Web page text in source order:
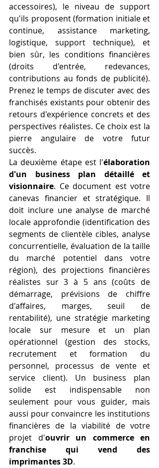
accessoires), le niveau de support
qu'ils proposent (formation initiale et
continue, assistance marketing,
logistique, support technique), et
bien sûr, les conditions financières
(droits d'entrée, redevances,
contributions au fonds de publicité).
Prenez le temps de discuter avec des
franchisés existants pour obtenir des
retours d'expérience concrets et des
perspectives réalistes. Ce choix est la
pierre angulaire de votre futur
succès.
La deuxième étape est l'élaboration
d'un business plan détaillé et
visionnaire. Ce document est votre
canevas financier et stratégique. Il
doit inclure une analyse de marché
locale approfondie (identification des
segments de clientèle cibles, analyse
concurrentielle, évaluation de la taille
du marché potentiel dans votre
région), des projections financières
réalistes sur 3 à 5 ans (coûts de
démarrage, prévisions de chiffre
d'affaires, marges, seuil de
rentabilité), une stratégie marketing
locale sur mesure et un plan
opérationnel (gestion des stocks,
recrutement et formation du
personnel, processus de vente et
service client). Un business plan
solide est indispensable non
seulement pour vous guider, mais
aussi pour convaincre les institutions
financières de la viabilité de votre
projet d'ouvrir un commerce en
franchise qui vend des
imprimantes 3D.